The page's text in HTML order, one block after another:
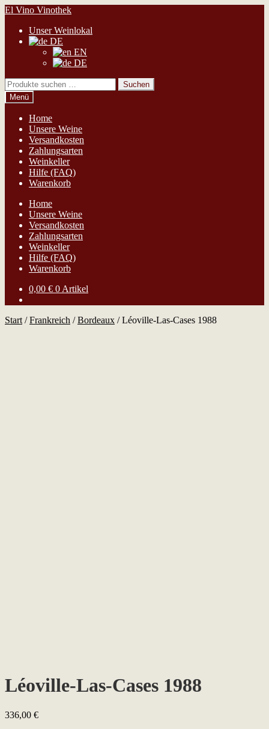
Zur
springen
Zum
springen
El Vino Vinothek
Unser Weinlokal
DE
EN
DE
Suchen
nach:
Suchen
Menü
Home
Unsere Weine
Versandkosten
Zahlungsarten
Weinkeller
Hilfe (FAQ)
Warenkorb
Home
Unsere Weine
Versandkosten
Zahlungsarten
Weinkeller
Hilfe (FAQ)
Warenkorb
0,00 € 0 Artikel
Start /Frankreich /Bordeaux /Léoville-Las-Cases 1988
Léoville-Las-Cases 1988
336,00 €